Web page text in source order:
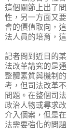
這個關節上出了
性，另一方面又
會的價值取向，
法人員的培育，
記者問到近日的
法改革講究的是
整體素質與機制
考，但司法改革
問題。在整個司
政治人物或尋求
介入個案，但是
法需要強化的問